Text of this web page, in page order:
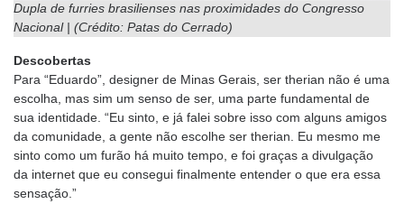
Dupla de furries brasilienses nas proximidades do Congresso
Nacional | (Crédito: Patas do Cerrado)
Descobertas
Para “Eduardo”, designer de Minas Gerais, ser therian não é uma
escolha, mas sim um senso de ser, uma parte fundamental de
sua identidade. “Eu sinto, e já falei sobre isso com alguns amigos
da comunidade, a gente não escolhe ser therian. Eu mesmo me
sinto como um furão há muito tempo, e foi graças a divulgação
da internet que eu consegui finalmente entender o que era essa
sensação.”